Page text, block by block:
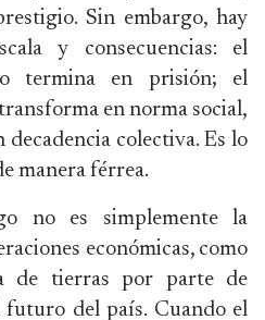
Sin embargo, hay
y consecuencias: el
termina en prisión; el
en norma social,
colectiva. Es lo
manera férrea.
no es simplemente la
económicas, como
de tierras por parte de
futuro del país. Cuando el